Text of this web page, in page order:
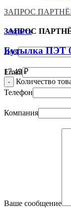
ЗАПРОС
ЗАПРОС
Имя
Email
Телефон
Компания
Ваше сообщение
Закрыть
Бутылка ПЭТ
17.49 ₽
Количество